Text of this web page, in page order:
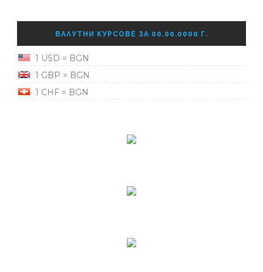
ВАЛУТНИ КУРСОВЕ ЗА 00.00.0000 Г.
1 USD = BGN
1 GBP = BGN
1 CHF = BGN